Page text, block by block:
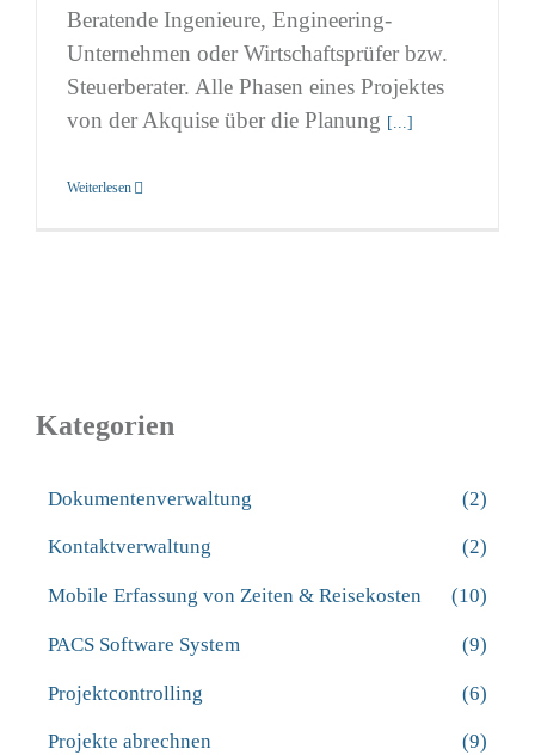
Beratende Ingenieure, Engineering-
Unternehmen oder Wirtschaftsprüfer bzw.
Steuerberater. Alle Phasen eines Projektes
von der Akquise über die Planung [...]
Weiterlesen
Kategorien
Dokumentenverwaltung (2)
Kontaktverwaltung (2)
Mobile Erfassung von Zeiten & Reisekosten (10)
PACS Software System (9)
Projektcontrolling (6)
Projekte abrechnen (9)